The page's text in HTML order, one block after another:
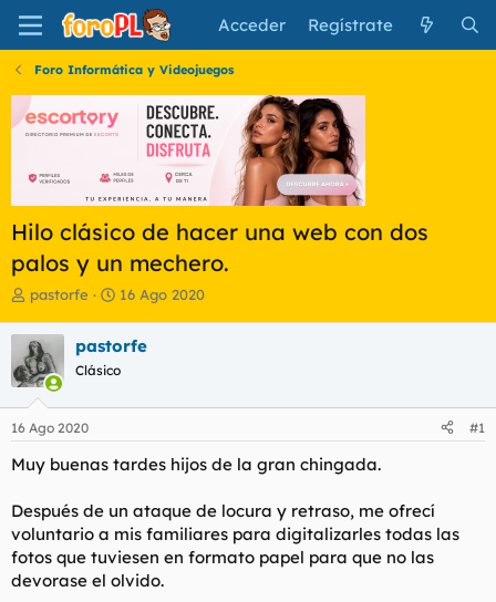
Acceder Regístrate
Foro Informática y Videojuegos
Hilo clásico de hacer una web con dos
palos y un mechero.
I
i
c
i
a
d
o
d
l
t
e
a
pastorfe
F
h
a
e
i
i
o
16 Ago 2020
pastorfe
Clásico
16 Ago 2020 #1
Muy buenas tardes hijos de la gran chingada.
Después de un ataque de locura y retraso, me ofrecí
voluntario a mis familiares para digitalizarles todas las
fotos que tuviesen en formato papel para que no las
devorase el olvido.